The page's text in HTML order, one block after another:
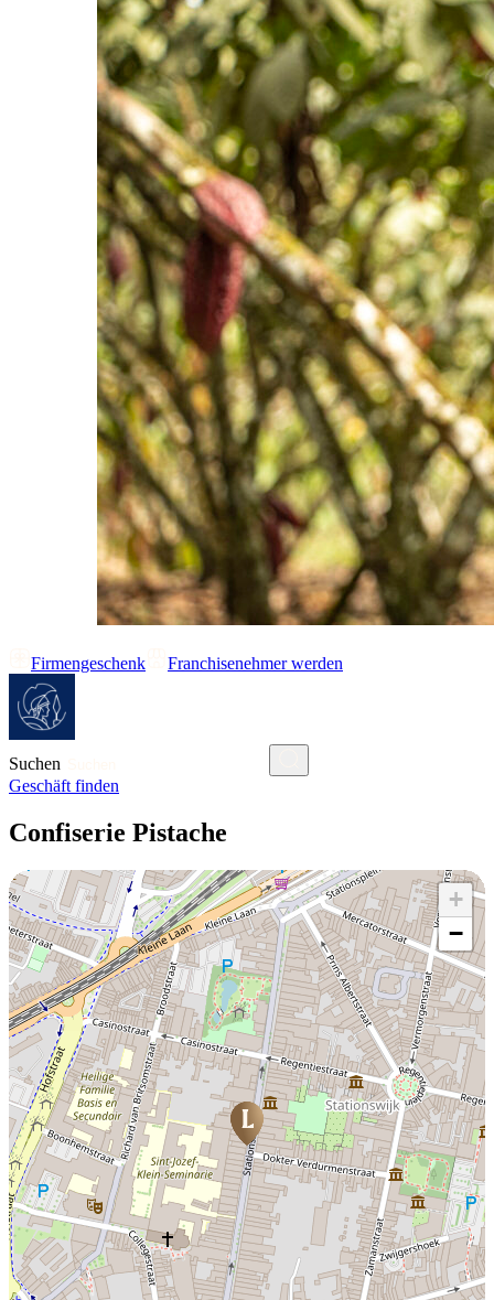
Firmengeschenk Franchisenehmer werden
Suchen
Geschäft finden
Confiserie Pistache
+
−